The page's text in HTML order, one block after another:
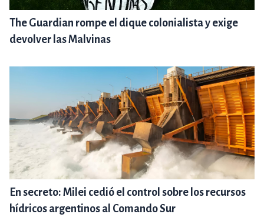
The Guardian rompe el dique colonialista y exige
devolver las Malvinas
En secreto: Milei cedió el control sobre los recursos
hídricos argentinos al Comando Sur